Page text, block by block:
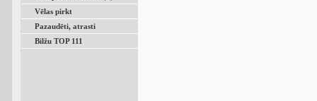
Vēlas pirkt
Pazaudēti, atrasti
Bilžu TOP 111